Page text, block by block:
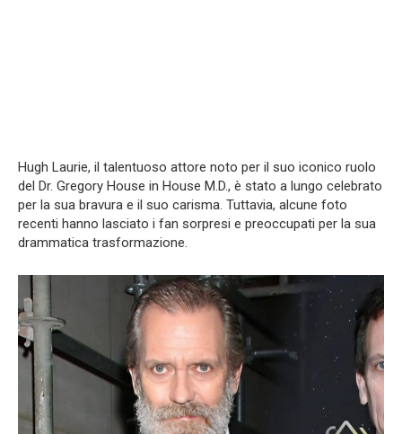
Hugh Laurie, il talentuoso attore noto per il suo iconico ruolo
del Dr. Gregory House in House M.D., è stato a lungo celebrato
per la sua bravura e il suo carisma. Tuttavia, alcune foto
recenti hanno lasciato i fan sorpresi e preoccupati per la sua
drammatica trasformazione.